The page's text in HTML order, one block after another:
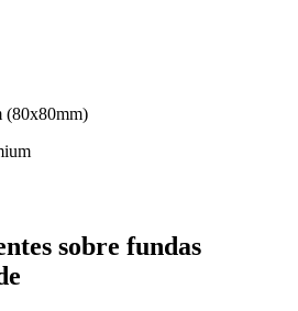
(80x80mm)
sobre fundas